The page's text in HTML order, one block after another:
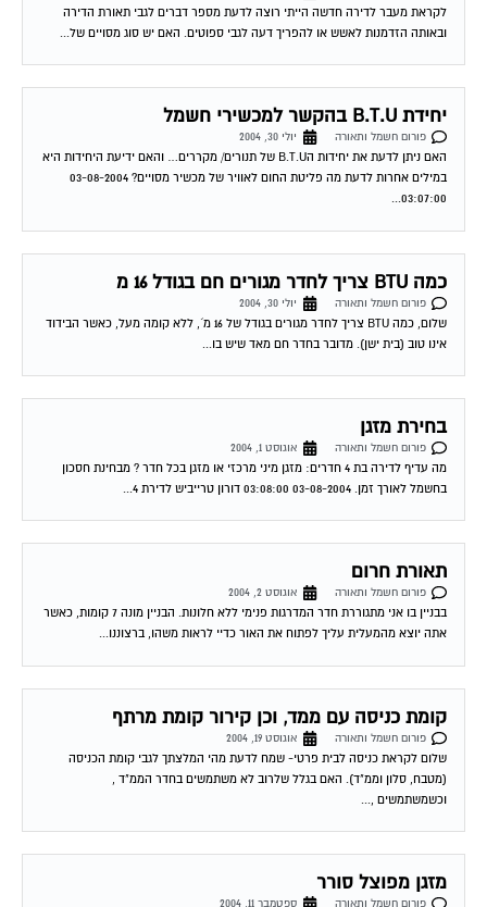
ובאותה הזדמנות לאשש או להפריך דעה לגבי ספוטים. האם יש סוג מסויים של...
יחידת B.T.U בהקשר למכשירי חשמל
פורום חשמל ותאורה
יולי 30, 2004
האם ניתן לדעת את יחידות הB.T.U של תנורים/ מקררים… והאם ידיעת היחידות היא
במילים אחרות לדעת מה פליטת החום לאוויר של מכשיר מסויים? 03-08-2004
03:07:00...
כמה BTU צריך לחדר מגורים חם בגודל 16 מ
פורום חשמל ותאורה
יולי 30, 2004
אינו טוב (בית ישן). מדובר בחדר חם מאד שיש בו...
בחירת מזגן
פורום חשמל ותאורה
מה עדיף לדירה בת 4 חדרים: מזגן מיני מרכזי או מזגן בכל חדר ? מבחינת חסכון
בחשמל לאורך זמן. 03-08-2004 03:08:00 דורון טרייביש לדירת 4...
תאורת חרום
פורום חשמל ותאורה
אתה יוצא מהמעלית עליך לפתוח את האור כדיי לראות משהו, ברצוננו...
קומת כניסה עם ממד, וכן קירור קומת מרתף
פורום חשמל ותאורה
אוגוסט 19, 2004
שלום לקראת כניסה לבית פרטי- שמח לדעת מהי המלצתך לגבי קומת הכניסה
(מטבח, סלון וממ"ד). האם בגלל שלרוב לא משתמשים בחדר הממ"ד ,
וכשמשתמשים ,...
מזגן מפוצל סורר
פורום חשמל ותאורה
ברשותי מזגן תדיראן 2.5 כ"ס- לפני כחודשיים הוא התחיל לקרר לסירוגין ואז גיליתי